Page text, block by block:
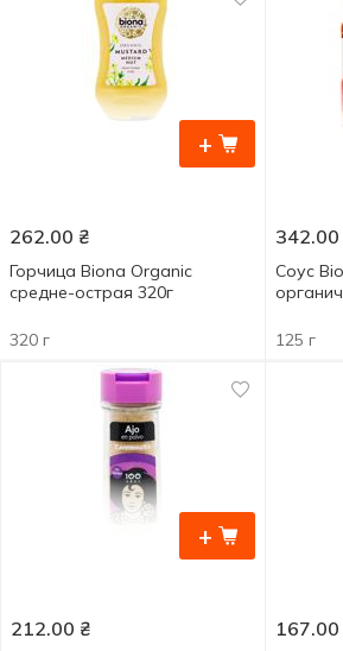
+
262.00 ₴
Горчица Biona Organic
средне-острая 320г
320 г
342.00
Соус
125 г
+
212.00 ₴ 167.00